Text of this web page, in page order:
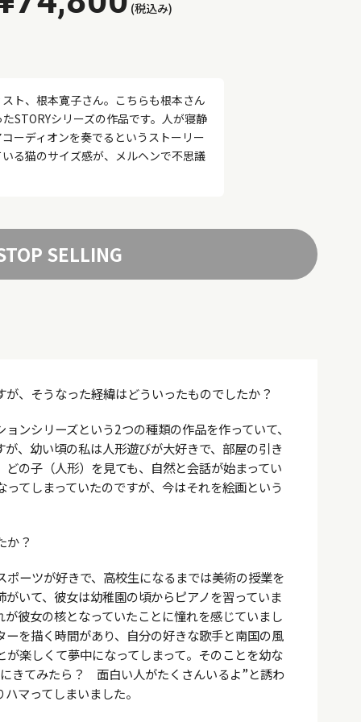
(税込み)
ト、根本寛子さん。こちらも根本さん
STORYシリーズの作品です。人が寝静
ーディオンを奏でるというストーリー
る猫のサイズ感が、メルヘンで不思議
SELLING
、そうなった経緯はどういったものでしたか？
ンシリーズという2つの種類の作品を作っていて、
、幼い頃の私は人形遊びが大好きで、部屋の引き
の子（人形）を見ても、自然と会話が始まってい
てしまっていたのですが、今はそれを絵画という
か？
ーツが好きで、高校生になるまでは美術の授業を
いて、彼女は幼稚園の頃からピアノを習っていま
彼女の核となっていたことに憧れを感じていまし
を描く時間があり、自分の好きな歌手と南国の風
楽しくて夢中になってしまって。そのことを幼な
きてみたら？ 面白い人がたくさんいるよ”と誘わ
マってしまいました。